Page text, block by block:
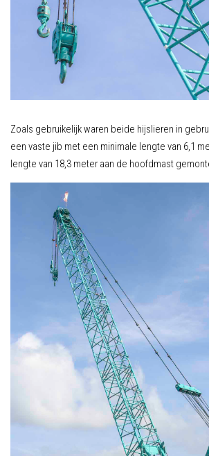
Zoals gebruikelijk waren beide hijslieren in
een vaste jib met een minimale lengte van 6,1
lengte van 18,3 meter aan de hoofdmast